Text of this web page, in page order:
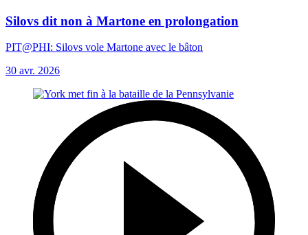
Silovs dit non à Martone en prolongation
PIT@PHI: Silovs vole Martone avec le bâton
30 avr. 2026